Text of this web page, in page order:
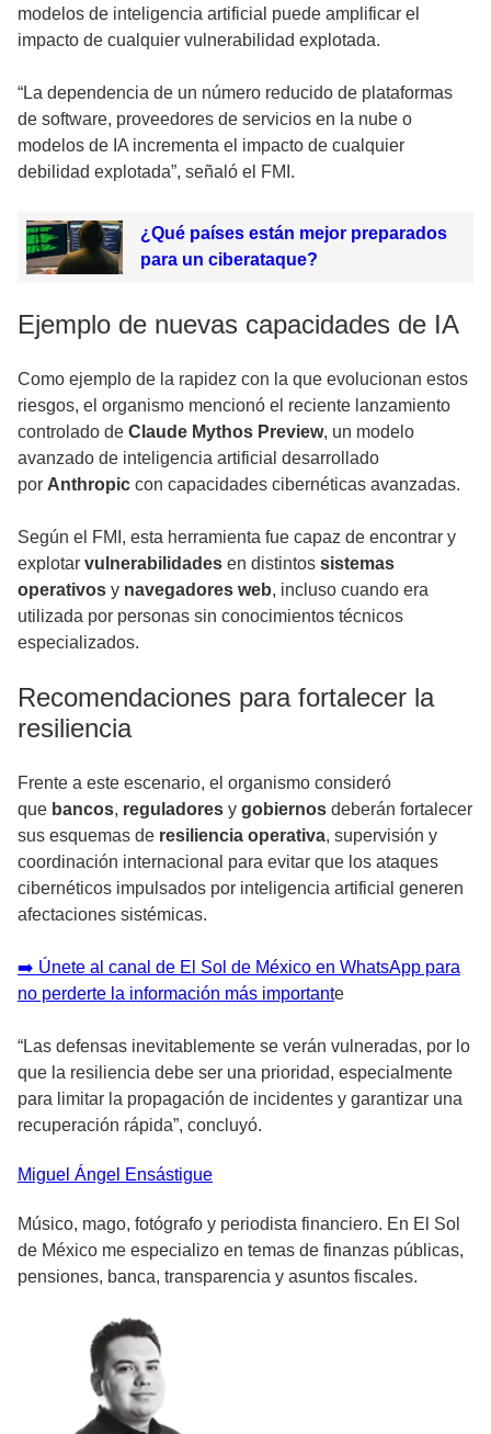
modelos de inteligencia artificial puede amplificar el
impacto de cualquier vulnerabilidad explotada.
“La dependencia de un número reducido de plataformas
de software, proveedores de servicios en la nube o
modelos de IA incrementa el impacto de cualquier
debilidad explotada”, señaló el FMI.
¿Qué países están mejor preparados
para un ciberataque?
Ejemplo de nuevas capacidades de IA
Como ejemplo de la rapidez con la que evolucionan estos
riesgos, el organismo mencionó el reciente lanzamiento
controlado de Claude Mythos Preview, un modelo
avanzado de inteligencia artificial desarrollado
por Anthropic con capacidades cibernéticas avanzadas.
Según el FMI, esta herramienta fue capaz de encontrar y
explotar vulnerabilidades en distintos sistemas
operativos y navegadores web, incluso cuando era
utilizada por personas sin conocimientos técnicos
especializados.
Recomendaciones para fortalecer la
resiliencia
Frente a este escenario, el organismo consideró
que bancos, reguladores y gobiernos deberán fortalecer
sus esquemas de resiliencia operativa, supervisión y
coordinación internacional para evitar que los ataques
cibernéticos impulsados por inteligencia artificial generen
afectaciones sistémicas.
➡️ Únete al canal de El Sol de México en WhatsApp para
no perderte la información más importante
“Las defensas inevitablemente se verán vulneradas, por lo
que la resiliencia debe ser una prioridad, especialmente
para limitar la propagación de incidentes y garantizar una
recuperación rápida”, concluyó.
Miguel Ángel Ensástigue
Músico, mago, fotógrafo y periodista financiero. En El Sol
de México me especializo en temas de finanzas públicas,
pensiones, banca, transparencia y asuntos fiscales.